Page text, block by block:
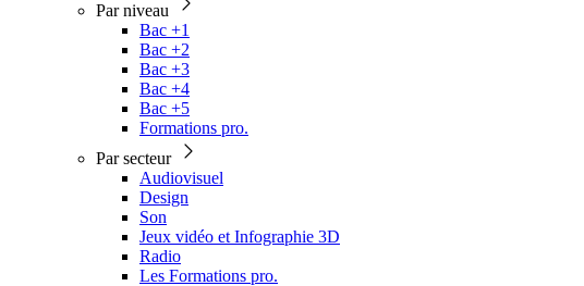
Par niveau
Bac +1
Bac +2
Bac +3
Bac +4
Bac +5
Formations pro.
Par secteur
Audiovisuel
Design
Son
Jeux vidéo et Infographie 3D
Radio
Les Formations pro.